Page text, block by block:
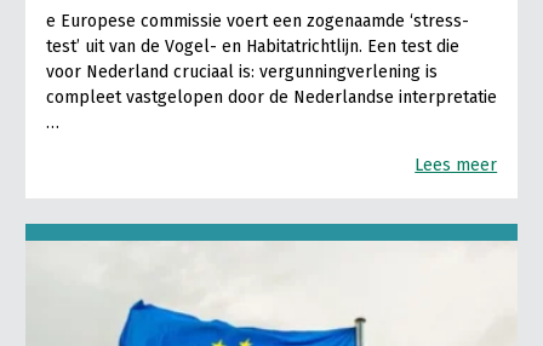
e Europese commissie voert een zogenaamde ‘stress-
test’ uit van de Vogel- en Habitatrichtlijn. Een test die
voor Nederland cruciaal is: vergunningverlening is
compleet vastgelopen door de Nederlandse interpretatie
…
Lees meer